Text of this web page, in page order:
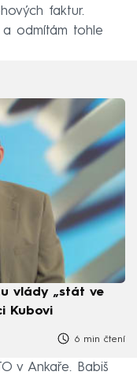
faktur.
odmítám tohle
vlády „stát ve
Kubovi
6 min čtení
v Ankaře. Babiš